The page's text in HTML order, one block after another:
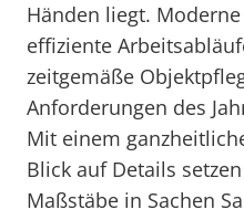
Händen liegt.
effiziente
zeitgemäße
Anforderungen des
Mit einem
Blick auf Details
Maßstäbe in Sachen